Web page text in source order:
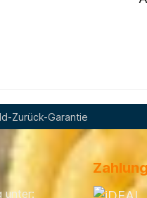
Zurück-Garantie
unter: